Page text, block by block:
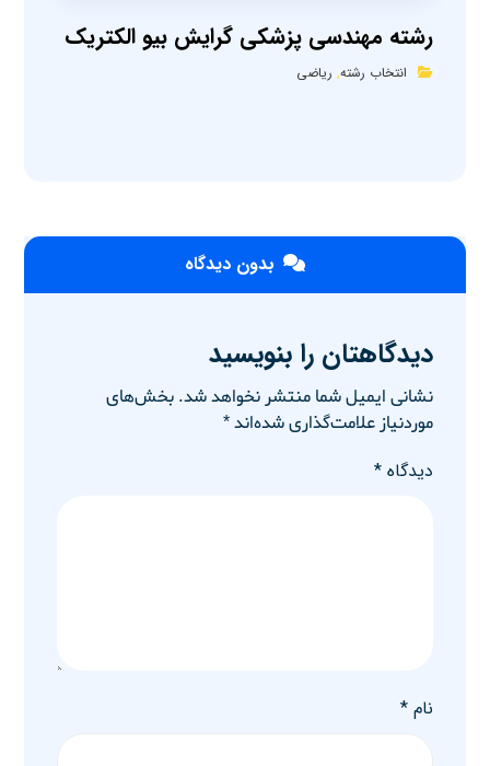
رشته مهندسی پزشکی گرایش بیو الکتریک
انتخاب رشته, ریاضی
بدون دیدگاه
دیدگاهتان را بنویسید
نشانی ایمیل شما منتشر نخواهد شد. بخش‌های
موردنیاز علامت‌گذاری شده‌اند*
دیدگاه*
نام*